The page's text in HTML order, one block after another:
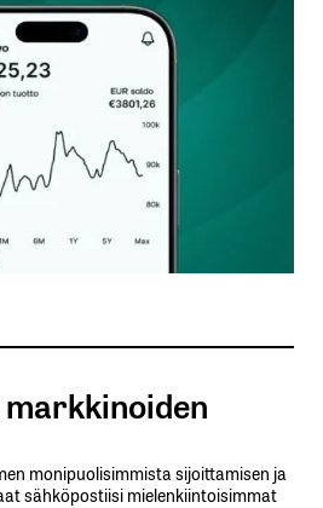
uutiskirje
markkinoiden
monipuolisimmista sijoittamisen ja
sähköpostiisi mielenkiintoisimmat